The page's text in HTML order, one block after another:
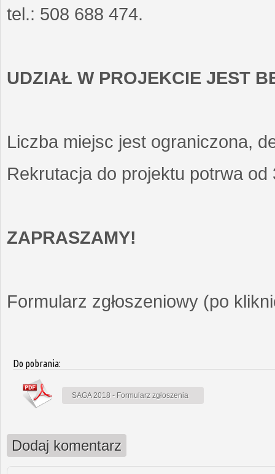
tel.: 508 688 474.
UDZIAŁ W PROJEKCIE JEST
Liczba miejsc jest ograniczona,
Rekrutacja do projektu potrwa
ZAPRASZAMY!
Formularz zgłoszeniowy (po
Do pobrania:
SAGA 2018 - Formularz zgłoszenia
Dodaj komentarz